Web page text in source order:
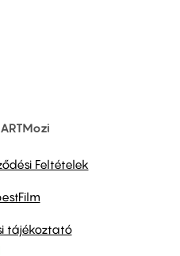
Feltételek
tájékoztató